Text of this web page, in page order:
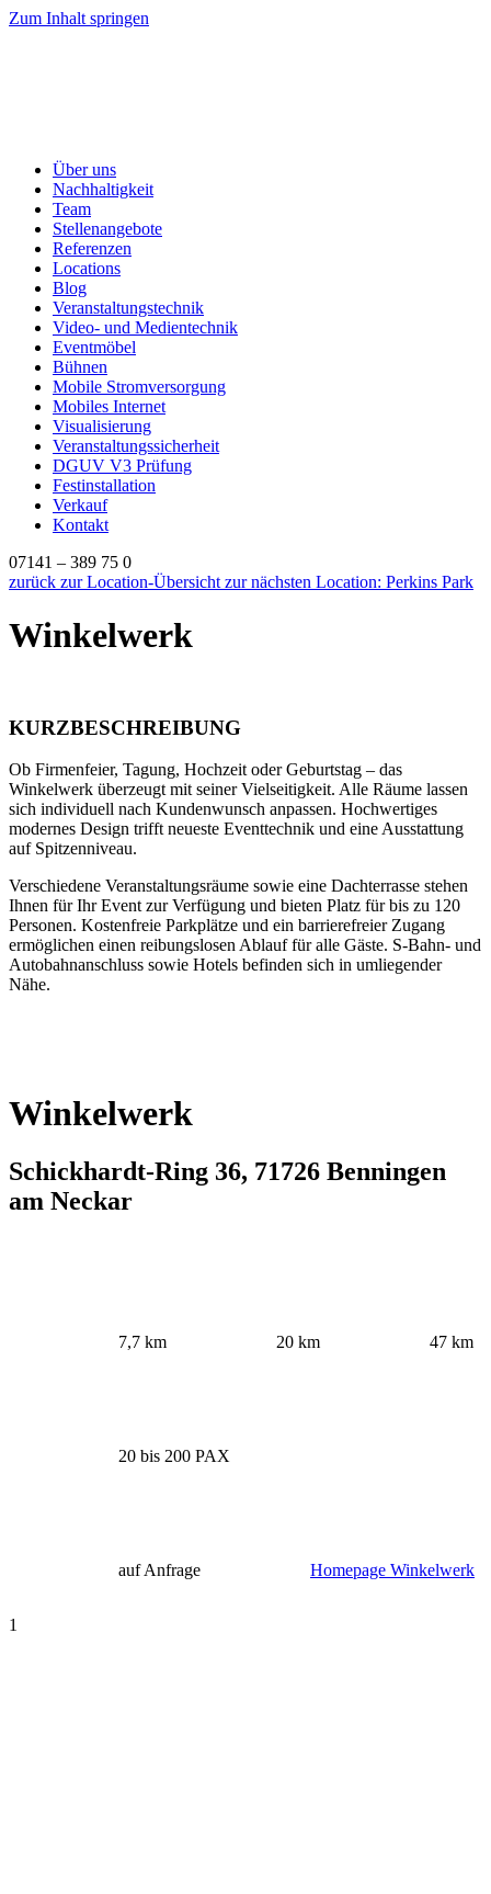
Zum Inhalt springen
Über uns
Nachhaltigkeit
Team
Stellenangebote
Referenzen
Locations
Blog
Veranstaltungstechnik
Video- und Medientechnik
Eventmöbel
Bühnen
Mobile Stromversorgung
Mobiles Internet
Visualisierung
Veranstaltungssicherheit
DGUV V3 Prüfung
Festinstallation
Verkauf
Kontakt
07141 – 389 75 0
zurück zur Location-Übersicht zur nächsten Location: Perkins Park
Winkelwerk
KURZBESCHREIBUNG
Ob Firmenfeier, Tagung, Hochzeit oder Geburtstag – das
Winkelwerk überzeugt mit seiner Vielseitigkeit. Alle Räume lassen
sich individuell nach Kundenwunsch anpassen. Hochwertiges
modernes Design trifft neueste Eventtechnik und eine Ausstattung
auf Spitzenniveau.
Verschiedene Veranstaltungsräume sowie eine Dachterrasse stehen
Ihnen für Ihr Event zur Verfügung und bieten Platz für bis zu 120
Personen. Kostenfreie Parkplätze und ein barrierefreier Zugang
ermöglichen einen reibungslosen Ablauf für alle Gäste. S-Bahn- und
Autobahnanschluss sowie Hotels befinden sich in umliegender
Nähe.
Winkelwerk
Schickhardt-Ring 36, 71726 Benningen
am Neckar
7,7 km 20 km 47 km
20 bis 200 PAX
auf Anfrage Homepage Winkelwerk
1